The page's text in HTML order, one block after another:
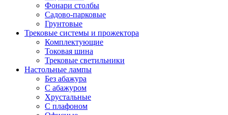
Фонари столбы
Садово-парковые
Грунтовые
Трековые системы и прожектора
Комплектующие
Токовая шина
Трековые светильники
Настольные лампы
Без абажура
С абажуром
Хрустальные
С плафоном